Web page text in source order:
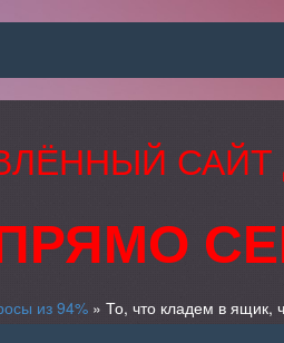
САЙТ
из 94% » То, что кладем в ящик,